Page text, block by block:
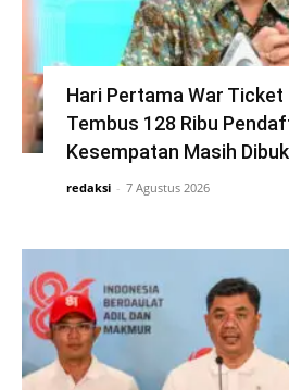
Hari Pertama War Ticket
Tembus 128 Ribu
Kesempatan Masih
redaksi - 7 Agustus 2026